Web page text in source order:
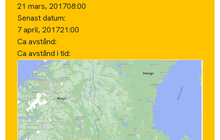
21 mars, 201708:00
Senast datum:
7 april, 201721:00
Ca avstånd:
Ca avstånd i tid: